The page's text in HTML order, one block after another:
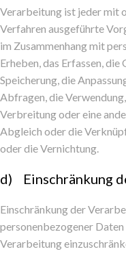
Verarbeitung ist jeder mit
Verfahren ausgeführte
im Zusammenhang mit
Erheben, das Erfassen,
Speicherung, die
Abfragen, die
Verbreitung oder eine
Abgleich oder die
oder die Vernichtung.
d) Einschränkung
Einschränkung der
personenbezogener
Verarbeitung